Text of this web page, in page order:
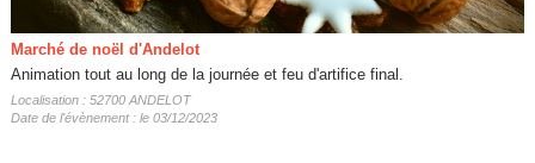
Marché de noël d'Andelot
Animation tout au long de la journée et feu d'artifice final.
Localisation : 52700 ANDELOT
Date de l'évènement : le 03/12/2023